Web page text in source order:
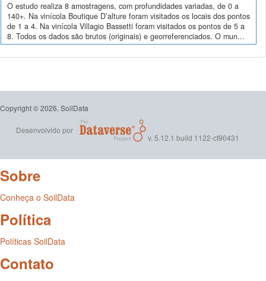
O estudo realiza 8 amostragens, com profundidades variadas, de 0 a
140+. Na vinícola Boutique D’alture foram visitados os locais dos pontos
de 1 a 4. Na vinícola Villagio Bassetti foram visitados os pontos de 5 a
8. Todos os dados são brutos (originais) e georreferenciados. O mun...
Copyright © 2026, SoilData
Desenvolvido por
v. 5.12.1 build 1122-cf90431
Sobre
Conheça o SoilData
Política
Políticas SoilData
Contato